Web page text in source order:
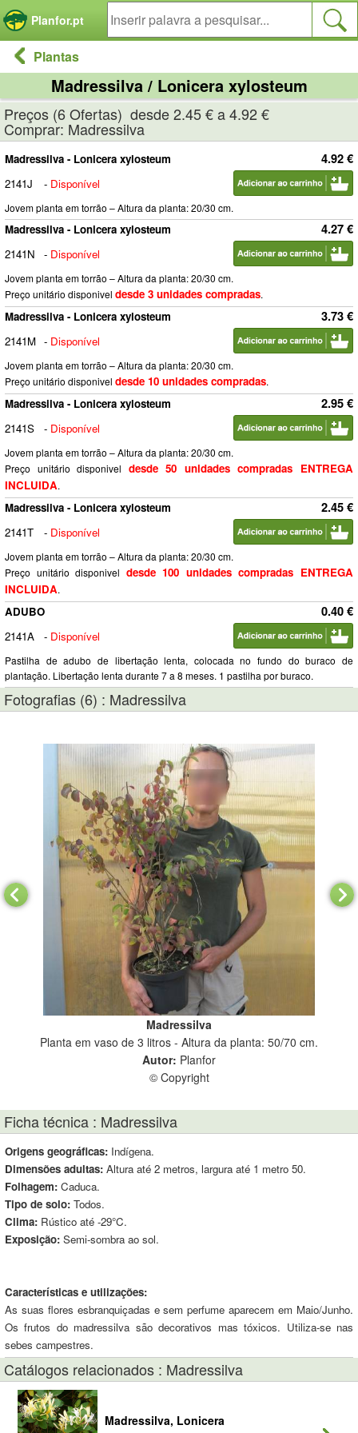
Planfor.pt
Plantas
Madressilva / Lonicera xylosteum
Preços (6 Ofertas) desde 2.45 € a 4.92 €
Comprar: Madressilva
4.92 €
Madressilva - Lonicera xylosteum
2141J
- Disponível
Jovem planta em torrão – Altura da planta: 20/30 cm.
4.27 €
Madressilva - Lonicera xylosteum
2141N
- Disponível
Jovem planta em torrão – Altura da planta: 20/30 cm.
Preço unitário disponivel desde 3 unidades compradas.
3.73 €
Madressilva - Lonicera xylosteum
2141M - Disponível
Jovem planta em torrão – Altura da planta: 20/30 cm.
Preço unitário disponivel desde 10 unidades compradas.
2.95 €
Madressilva - Lonicera xylosteum
2141S
- Disponível
Jovem planta em torrão – Altura da planta: 20/30 cm.
Preço unitário disponivel desde 50 unidades compradas ENTREGA
INCLUIDA.
2.45 €
Madressilva - Lonicera xylosteum
2141T
- Disponível
Jovem planta em torrão – Altura da planta: 20/30 cm.
Preço unitário disponivel desde 100 unidades compradas ENTREGA
INCLUIDA.
0.40 €
ADUBO
2141A
- Disponível
Pastilha de adubo de libertação lenta, colocada no fundo do buraco de
plantação. Libertação lenta durante 7 a 8 meses. 1 pastilha por buraco.
Fotografias (6) : Madressilva
Madressilva
Planta em vaso de 3 litros - Altura da planta: 50/70 cm.
Autor: Planfor
© Copyright
Ficha técnica : Madressilva
Origens geográficas: Indígena.
Dimensões adultas: Altura até 2 metros, largura até 1 metro 50.
Folhagem: Caduca.
Tipo de solo: Todos.
Clima: Rústico até -29°C.
Exposição: Semi-sombra ao sol.
Características e utilizações:
As suas flores esbranquiçadas e sem perfume aparecem em Maio/Junho.
Os frutos do madressilva são decorativos mas tóxicos. Utiliza-se nas
sebes campestres.
Catálogos relacionados : Madressilva
Madressilva, Lonicera
Painel de Gerenciamento de Cookies